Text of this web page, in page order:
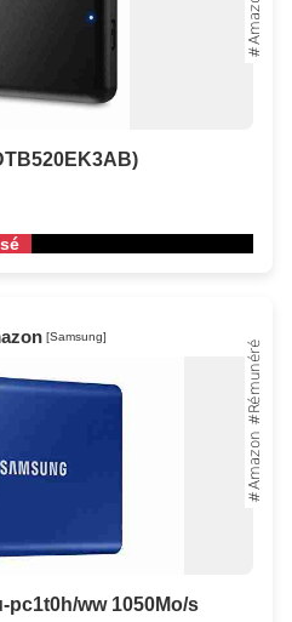
[Samsung]
pc1t0h/ww 1050Mo/s